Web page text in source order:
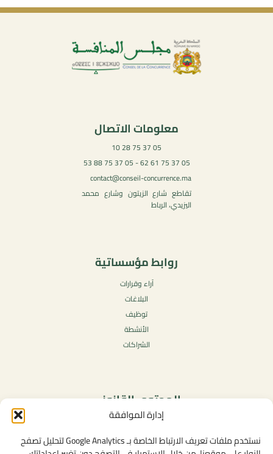
إدارة الموافقة
نستخدم ملفات تعريف الارتباط الخاصة بـ Google Analytics لتحليل تصفح
معلومات الاتصال
05 37 75 28 10
05 37 75 61 62 - 05 37 75 88 53
contact@conseil-concurrence.ma
تقاطع شارع الزيتون وشارع محمد
اليزيدي، الرباط
روابط مؤسساتية
آراء وقرارات
البلاغات
توظيف
الأنشطة
الشراكات
المحتوى القانوني
سياسة الخصوصية
شروط الاستخدام العامة
الإشعارات القانونية